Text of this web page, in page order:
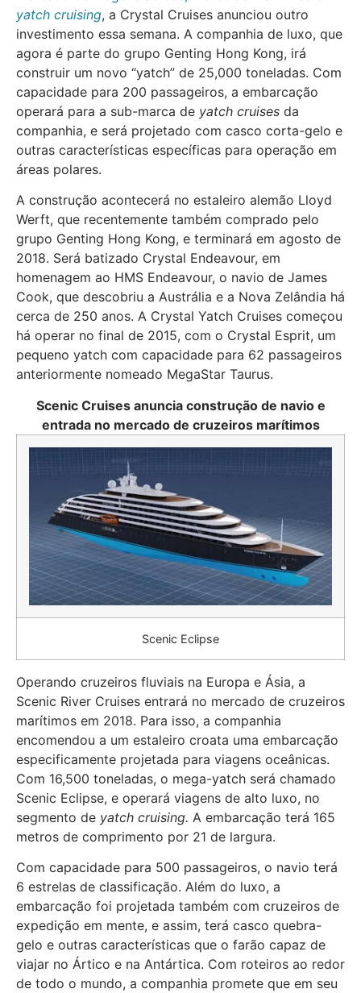
yatch cruising, a Crystal Cruises anunciou outro
investimento essa semana. A companhia de luxo, que
agora é parte do grupo Genting Hong Kong, irá
construir um novo “yatch” de 25,000 toneladas. Com
capacidade para 200 passageiros, a embarcação
operará para a sub-marca de yatch cruises da
companhia, e será projetado com casco corta-gelo e
outras características específicas para operação em
áreas polares.
A construção acontecerá no estaleiro alemão Lloyd
Werft, que recentemente também comprado pelo
grupo Genting Hong Kong, e terminará em agosto de
2018. Será batizado Crystal Endeavour, em
homenagem ao HMS Endeavour, o navio de James
Cook, que descobriu a Austrália e a Nova Zelândia há
cerca de 250 anos. A Crystal Yatch Cruises começou
há operar no final de 2015, com o Crystal Esprit, um
pequeno yatch com capacidade para 62 passageiros
anteriormente nomeado MegaStar Taurus.
Scenic Cruises anuncia construção de navio e
entrada no mercado de cruzeiros marítimos
Scenic Eclipse
Operando cruzeiros fluviais na Europa e Ásia, a
Scenic River Cruises entrará no mercado de cruzeiros
marítimos em 2018. Para isso, a companhia
encomendou a um estaleiro croata uma embarcação
especificamente projetada para viagens oceânicas.
Com 16,500 toneladas, o mega-yatch será chamado
Scenic Eclipse, e operará viagens de alto luxo, no
segmento de yatch cruising. A embarcação terá 165
metros de comprimento por 21 de largura.
Com capacidade para 500 passageiros, o navio terá
6 estrelas de classificação. Além do luxo, a
embarcação foi projetada também com cruzeiros de
expedição em mente, e assim, terá casco quebra-
gelo e outras características que o farão capaz de
viajar no Ártico e na Antártica. Com roteiros ao redor
de todo o mundo, a companhia promete que em seu